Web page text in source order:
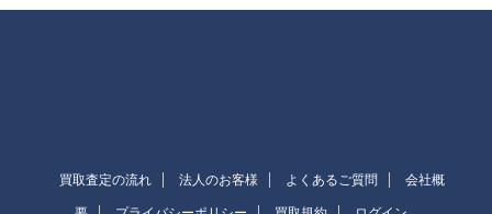
買取査定の流れ 法人のお客様 よくあるご質問 会社概